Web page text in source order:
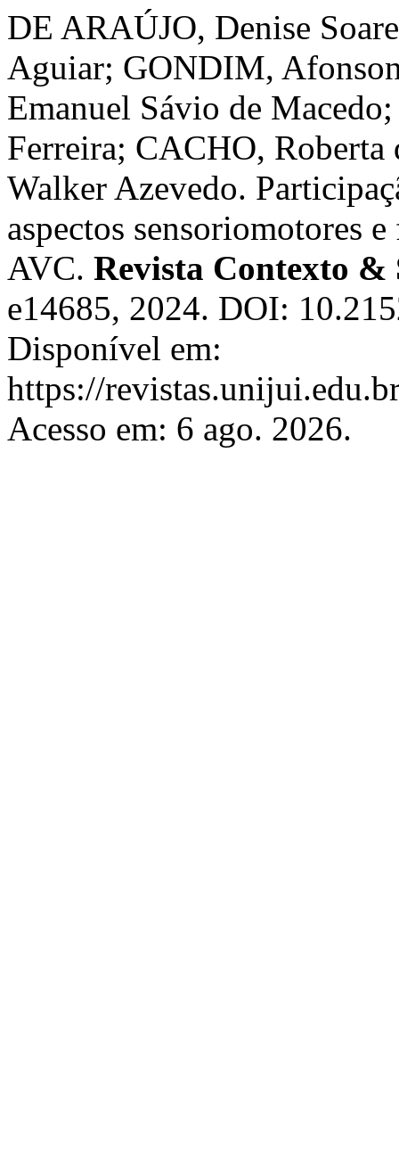
DE ARAÚJO, Denise
Aguiar; GONDIM,
Emanuel Sávio de
Ferreira; CACHO,
Walker Azevedo.
aspectos sensoriomotores
AVC. Revista Contexto &
e14685, 2024. DOI:
Disponível em:
https://
Acesso em: 6 ago. 2026.